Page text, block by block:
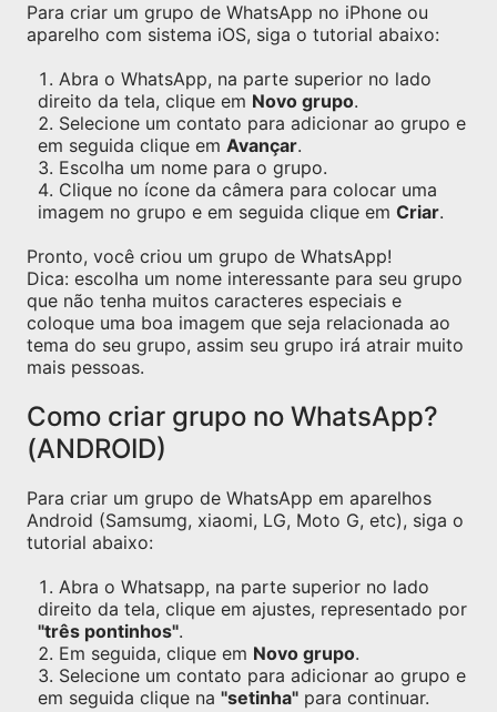
Para criar um grupo de WhatsApp no iPhone ou
aparelho com sistema iOS, siga o tutorial abaixo:
Abra o WhatsApp, na parte superior no lado
direito da tela, clique em Novo grupo.
Selecione um contato para adicionar ao grupo e
em seguida clique em Avançar.
Escolha um nome para o grupo.
Clique no ícone da câmera para colocar uma
imagem no grupo e em seguida clique em Criar.
Pronto, você criou um grupo de WhatsApp!
Dica: escolha um nome interessante para seu grupo
que não tenha muitos caracteres especiais e
coloque uma boa imagem que seja relacionada ao
tema do seu grupo, assim seu grupo irá atrair muito
mais pessoas.
Como criar grupo no WhatsApp?
(ANDROID)
Para criar um grupo de WhatsApp em aparelhos
Android (Samsumg, xiaomi, LG, Moto G, etc), siga o
tutorial abaixo:
Abra o Whatsapp, na parte superior no lado
direito da tela, clique em ajustes, representado por
"três pontinhos".
Em seguida, clique em Novo grupo.
Selecione um contato para adicionar ao grupo e
em seguida clique na "setinha" para continuar.